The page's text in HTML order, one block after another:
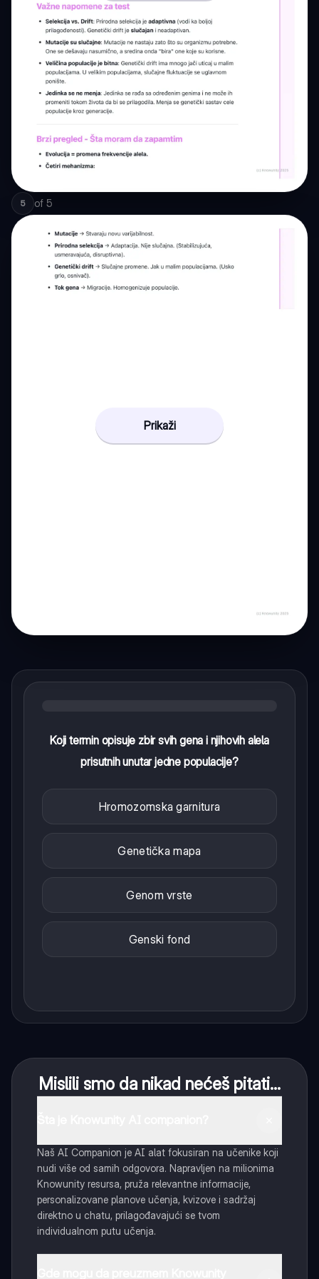
5 of 5
Prikaži
Koji termin opisuje zbir svih gena i njihovih alela
prisutnih unutar jedne populacije?
Hromozomska garnitura
Genetička mapa
Genom vrste
Genski fond
Mislili smo da nikad nećeš pitati...
Naš AI Companion je AI alat fokusiran na učenike koji
nudi više od samih odgovora. Napravljen na milionima
Knowunity resursa, pruža relevantne informacije,
personalizovane planove učenja, kvizove i sadržaj
direktno u chatu, prilagođavajući se tvom
individualnom putu učenja.